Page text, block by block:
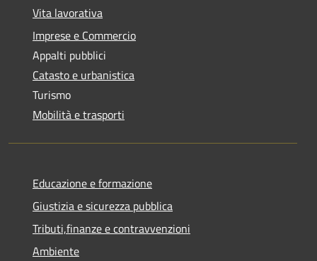
Vita lavorativa
Imprese e Commercio
Appalti pubblici
Catasto e urbanistica
Turismo
Mobilità e trasporti
Educazione e formazione
Giustizia e sicurezza pubblica
Tributi,finanze e contravvenzioni
Ambiente